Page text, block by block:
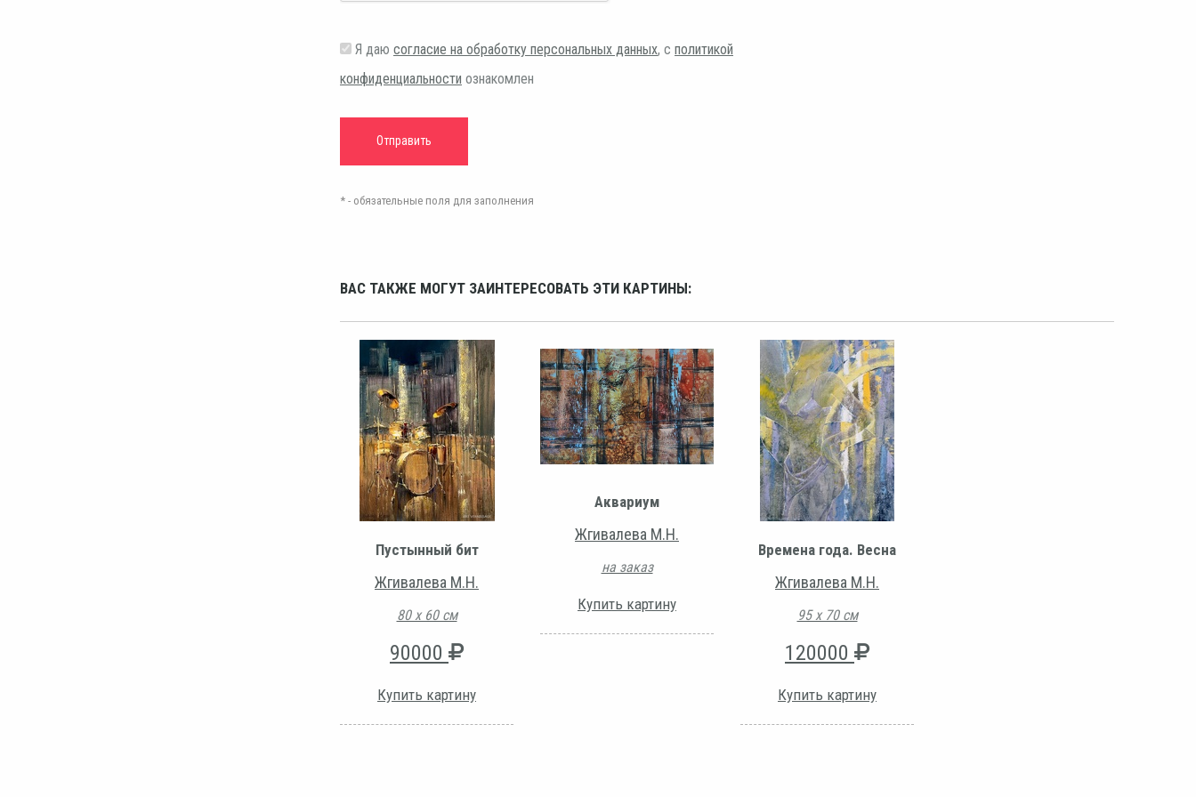
Я даю согласие на обработку персональных данных, с политикой
конфиденциальности ознакомлен
* - обязательные поля для заполнения
ВАС ТАКЖЕ МОГУТ ЗАИНТЕРЕСОВАТЬ ЭТИ КАРТИНЫ:
Пустынный бит
Жгивалева М.Н.
80 х 60 см
90000
Купить картину
Аквариум
Жгивалева М.Н.
на заказ
Купить картину
Времена года. Весна
Жгивалева М.Н.
95 х 70 см
120000
Купить картину